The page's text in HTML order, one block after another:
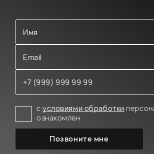
сусловиями обработки
ознакомлен